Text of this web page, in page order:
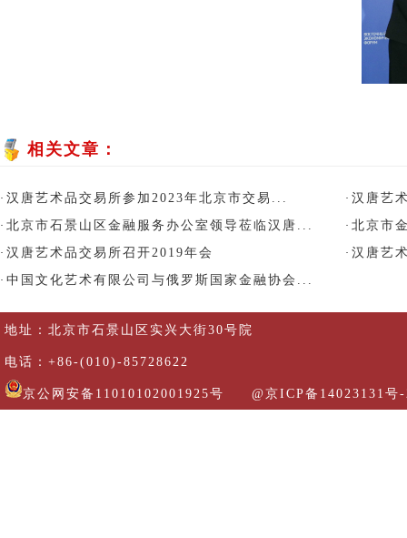
相关文章：
· 汉唐艺术品交易所参加2023年北京市交易... · 汉唐艺
· 北京市石景山区金融服务办公室领导莅临汉唐... · 北京市
· 汉唐艺术品交易所召开2019年会 · 汉唐艺
· 中国文化艺术有限公司与俄罗斯国家金融协会...
地址：北京市石景山区实兴大街30号院
电话：+86-(010)-85728622
京公网安备11010102001925号 @京ICP备14023131号